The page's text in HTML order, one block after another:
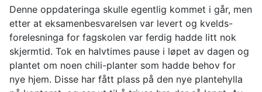
Denne oppdateringa skulle egentlig kommet i går, men
etter at eksamenbesvarelsen var levert og kvelds-
forelesninga for fagskolen var ferdig hadde litt nok
skjermtid. Tok en halvtimes pause i løpet av dagen og
plantet om noen chili-planter som hadde behov for
nye hjem. Disse har fått plass på den nye plantehylla